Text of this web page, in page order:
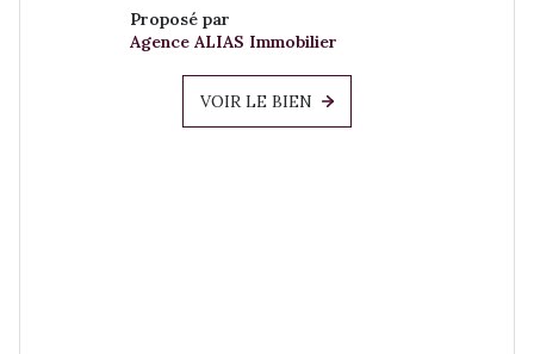
Proposé par
Agence ALIAS Immobilier
VOIR LE BIEN